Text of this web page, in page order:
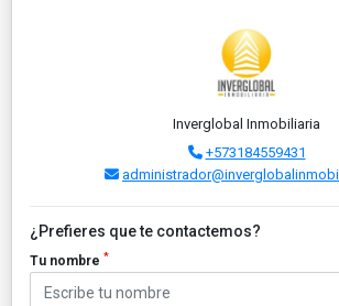
Inverglobal Inmobiliaria
+573184559431
¿Prefieres que te contactemos?
Tu nombre *